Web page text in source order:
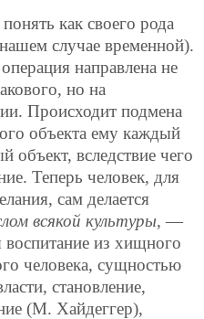
как своего рода
случае временной).
направлена не
но на
Происходит подмена
объекта ему каждый
объект, вследствие чего
Теперь человек, для
сам делается
всякой культуры, —
из хищного
человека, сущностью
становление,
(М. Хайдеггер),